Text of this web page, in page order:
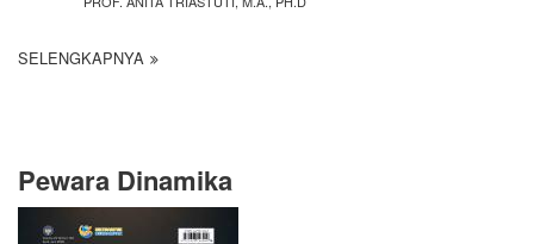
SELENGKAPNYA
Pewara Dinamika